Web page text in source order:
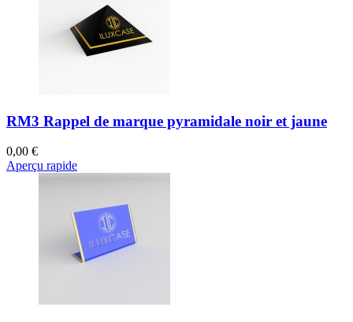
RM3 Rappel de marque pyramidale noir et jaune
0,00 €
Aperçu rapide